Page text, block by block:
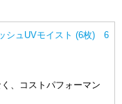
シュUVモイスト (6枚) 6
、コストパフォーマン